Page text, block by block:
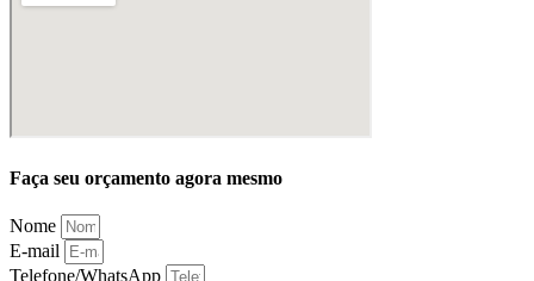
Faça seu orçamento agora mesmo
Nome
E-mail
Telefone/WhatsApp